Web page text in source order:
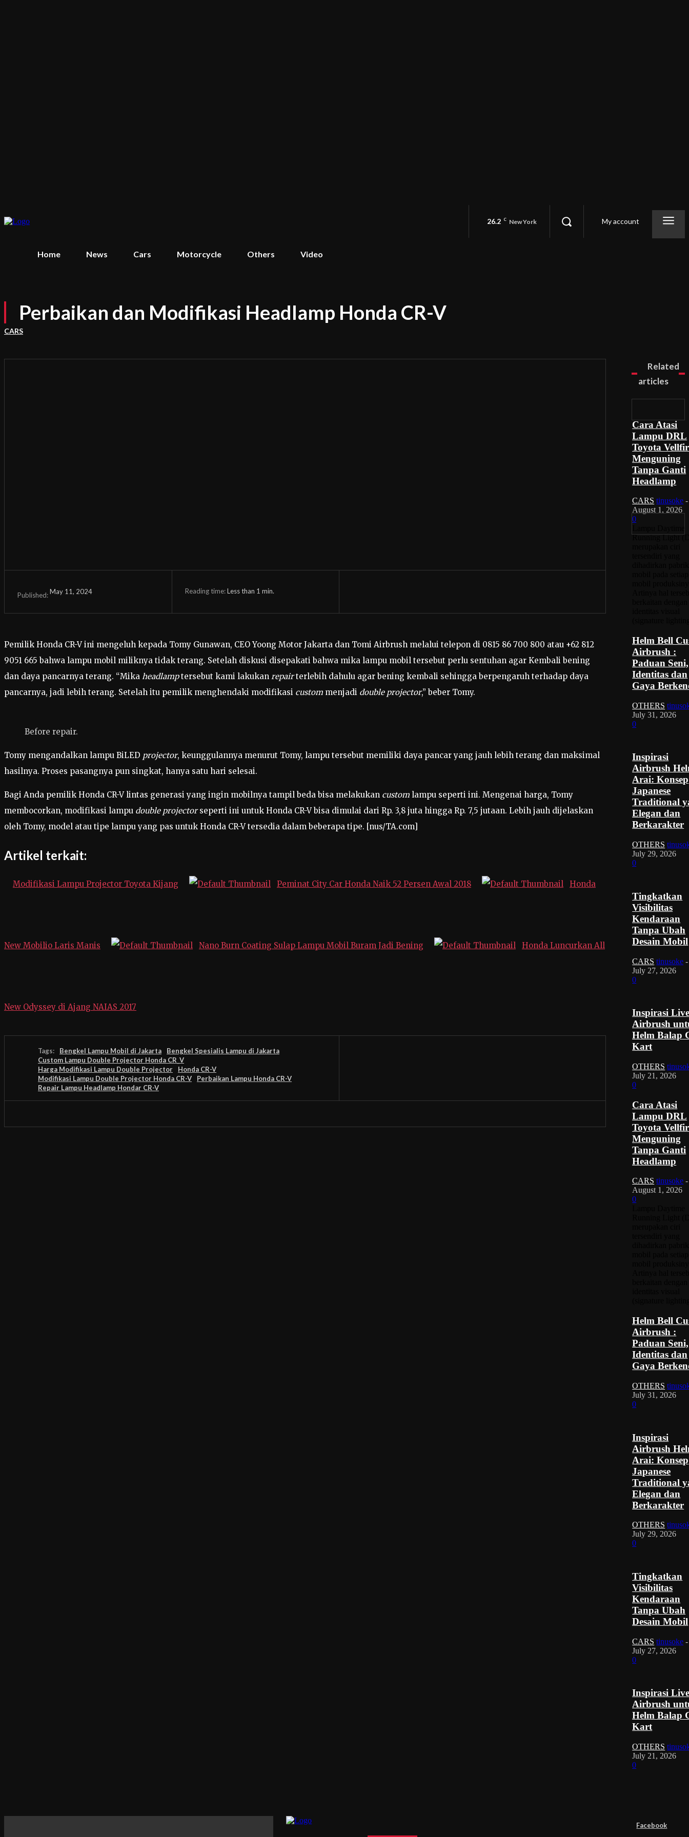
26.2 C New York My account
Home News Cars Motorcycle Others Video
Perbaikan dan Modifikasi Headlamp Honda CR-V
CARS
Published:May 11, 2024 Reading time:Less than 1 min.
Pemilik Honda CR-V ini mengeluh kepada Tomy Gunawan, CEO Yoong Motor Jakarta dan Tomi Airbrush melalui telepon di 0815 86 700 800 atau +62 812
9051 665 bahwa lampu mobil miliknya tidak terang. Setelah diskusi disepakati bahwa mika lampu mobil tersebut perlu sentuhan agar Kembali bening
dan daya pancarnya terang. “Mika headlamptersebut kami lakukan repairterlebih dahulu agar bening kembali sehingga berpengaruh terhadap daya
pancarnya, jadi lebih terang. Setelah itu pemilik menghendaki modifikasi custom menjadi double projector,” beber Tomy.
Before repair.
Tomy mengandalkan lampu BiLED projector, keunggulannya menurut Tomy, lampu tersebut memiliki daya pancar yang jauh lebih terang dan maksimal
hasilnya. Proses pasangnya pun singkat, hanya satu hari selesai.
Bagi Anda pemilik Honda CR-V lintas generasi yang ingin mobilnya tampil beda bisa melakukan custom lampu seperti ini. Mengenai harga, Tomy
membocorkan, modifikasi lampu double projectorseperti ini untuk Honda CR-V bisa dimulai dari Rp. 3,8 juta hingga Rp. 7,5 jutaan. Lebih jauh dijelaskan
oleh Tomy, model atau tipe lampu yang pas untuk Honda CR-V tersedia dalam beberapa tipe. [nus/TA.com]
Artikel terkait:
Modifikasi Lampu Projector Toyota Kijang Peminat City Car Honda Naik 52 Persen Awal 2018 Honda
New Mobilio Laris Manis Nano Burn Coating Sulap Lampu Mobil Buram Jadi Bening Honda Luncurkan All
New Odyssey di Ajang NAIAS 2017
Tags: Bengkel Lampu Mobil di Jakarta
Bengkel Spesialis Lampu di Jakarta
Custom Lampu Double Projector Honda CR_V
Harga Modifikasi Lampu Double Projector
Honda CR-V
Modifikasi Lampu Double Projector Honda CR-V
Perbaikan Lampu Honda CR-V
Repair Lampu Headlamp Hondar CR-V
Related
articles
Cara Atasi
Lampu DRL
Toyota
Menguning
Tanpa Ganti
Headlamp
CARS tinusoke -
August 1, 2026
0
Running Light
Helm Bell
Airbrush :
Paduan Seni,
Identitas dan
Gaya
OTHERS
July 31, 2026
0
Inspirasi
Airbrush
Arai: Konsep
Japanese
Traditional
Elegan dan
Berkarakter
OTHERS
July 29, 2026
0
Tingkatkan
Visibilitas
Kendaraan
Tanpa Ubah
Desain Mobil
CARS tinusoke -
July 27, 2026
0
Inspirasi
Airbrush
Helm Balap
Kart
OTHERS
July 21, 2026
0
Cara Atasi
Lampu DRL
Toyota
Menguning
Tanpa Ganti
Headlamp
CARS tinusoke -
August 1, 2026
0
Helm Bell
Airbrush :
Paduan Seni,
Identitas dan
Gaya
OTHERS
July 31, 2026
0
Inspirasi
Airbrush
Arai: Konsep
Japanese
Traditional
Elegan dan
Berkarakter
OTHERS
July 29, 2026
0
Tingkatkan
Visibilitas
Kendaraan
Tanpa Ubah
Desain Mobil
CARS tinusoke -
July 27, 2026
0
Inspirasi
Airbrush
Helm Balap
Kart
OTHERS
July 21, 2026
0
Facebook